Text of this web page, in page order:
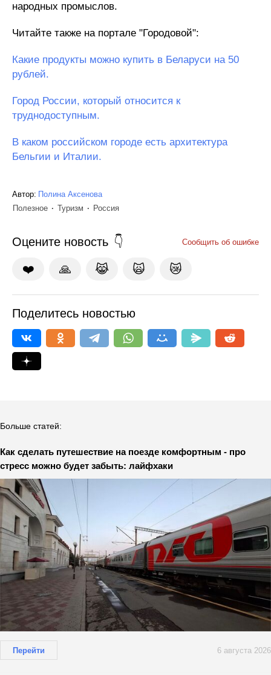
народных промыслов.
Читайте также на портале "Городовой":
Какие продукты можно купить в Беларуси на 50
рублей.
Город России, который относится к
труднодоступным.
В каком российском городе есть архитектура
Бельгии и Италии.
Автор: Полина Аксенова
Полезное
Туризм Россия
Оцените новость Сообщить об ошибке
❤️ 🙏 😹 🙀 😿
Поделитесь новостью
Больше статей:
Как сделать путешествие на поезде комфортным - про
стресс можно будет забыть: лайфхаки
Перейти 6 августа 2026